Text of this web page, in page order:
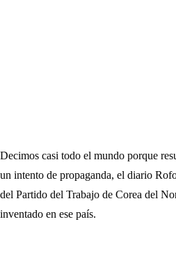
Decimos casi todo el mundo porque
un intento de propaganda, el diario
del Partido del Trabajo de Corea del
inventado en ese país.